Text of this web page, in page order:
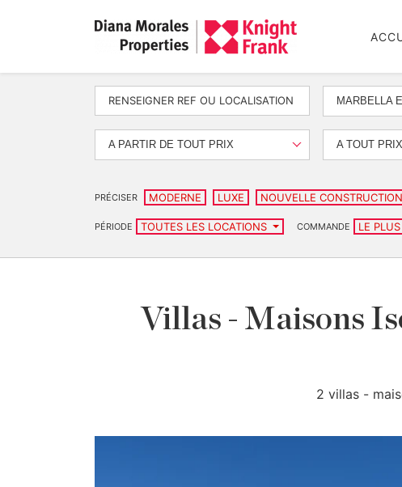
MARBELLA
A PARTIR DE TOUT PRIX A TOUT PRIX
PRÉCISER MODERNE LUXE NOUVELLE CONSTRUCTION
PÉRIODE TOUTES LES LOCATIONS COMMANDE LE
Villas - Maisons
2 villas -